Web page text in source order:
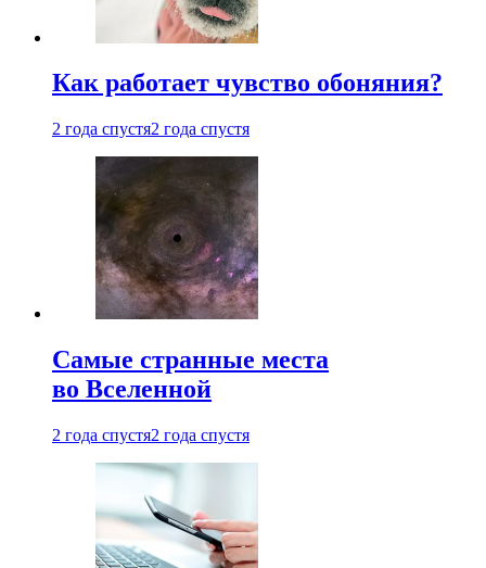
Как работает чувство обоняния?
2 года спустя2 года спустя
Самые странные места
во Вселенной
2 года спустя2 года спустя